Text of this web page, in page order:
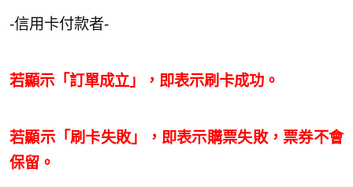
-信⽤卡付款者-
若顯示「訂單成⽴」，即表示刷卡成功。
若顯示「刷卡失敗」，即表示購票失敗，票券不會
保留。